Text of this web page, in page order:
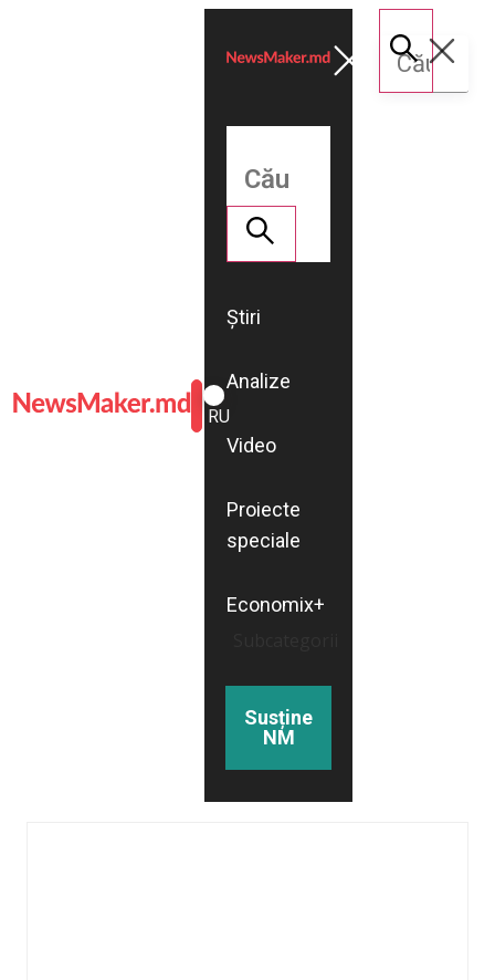
ROMÂNĂ
RU
Știri
Analize
Video
Proiecte
speciale
Economix+
Susține
NM